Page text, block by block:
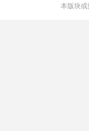
本版块